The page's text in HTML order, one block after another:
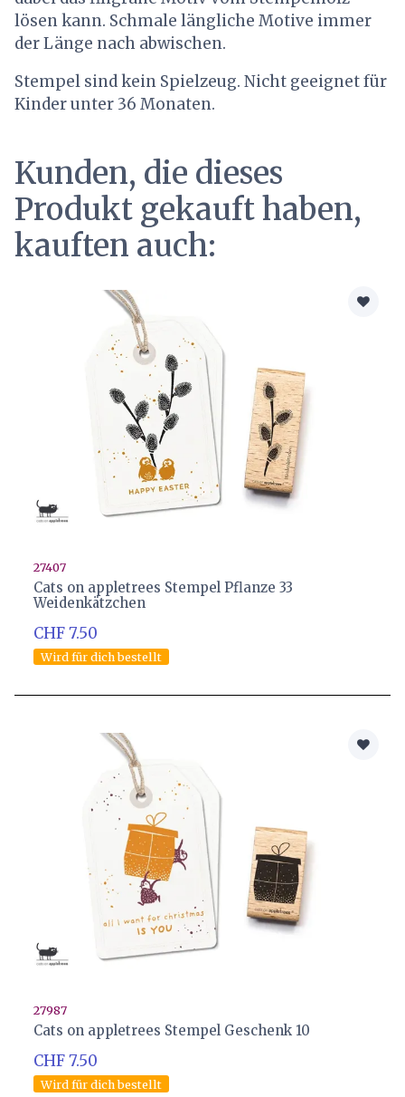
lösen kann. Schmale längliche Motive immer
der Länge nach abwischen.
Stempel sind kein Spielzeug. Nicht geeignet für
Kinder unter 36 Monaten.
Kunden, die dieses
Produkt gekauft haben,
kauften auch:
27407
Cats on appletrees Stempel Pflanze 33
Weidenkätzchen
CHF 7.50
Wird für dich bestellt
27987
Cats on appletrees Stempel Geschenk 10
CHF 7.50
Wird für dich bestellt